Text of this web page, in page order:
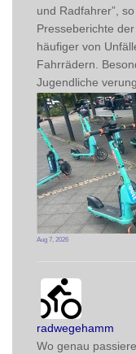
und Radfahrer”,
Presseberichte
häufiger von
Fahrrädern.
Jugendliche
Aug 7, 2026
radwegehamm
radwegehamm
Wo genau